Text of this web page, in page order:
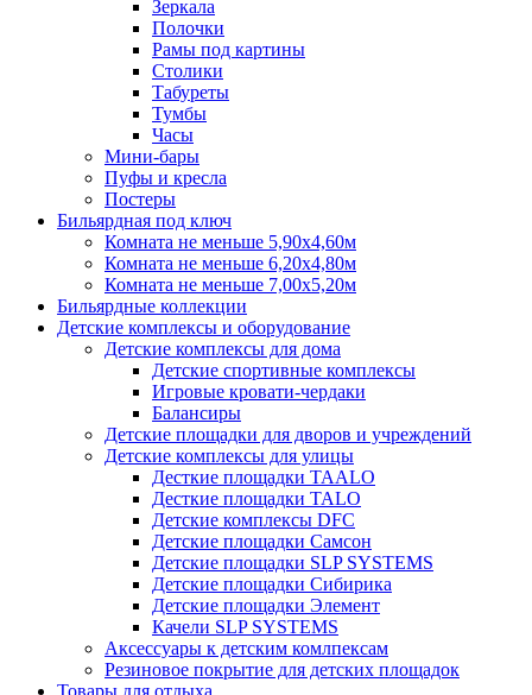
Зеркала
Полочки
Рамы под картины
Столики
Табуреты
Тумбы
Часы
Мини-бары
Пуфы и кресла
Постеры
Бильярдная под ключ
Комната не меньше 5,90х4,60м
Комната не меньше 6,20х4,80м
Комната не меньше 7,00х5,20м
Бильярдные коллекции
Детские комплексы и оборудование
Детские комплексы для дома
Детские спортивные комплексы
Игровые кровати-чердаки
Балансиры
Детские площадки для дворов и учреждений
Детские комплексы для улицы
Десткие площадки TAALO
Десткие площадки TALO
Детские комплексы DFC
Детские площадки Самсон
Детские площадки SLP SYSTEMS
Детские площадки Сибирика
Детские площадки Элемент
Качели SLP SYSTEMS
Аксессуары к детским комлпексам
Резиновое покрытие для детских площадок